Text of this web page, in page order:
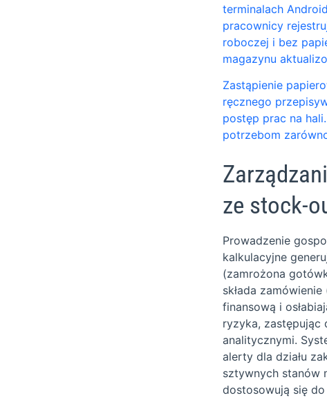
terminalach
pracownicy
roboczej i bez
magazynu
Zastąpienie
ręcznego
postęp prac na
potrzebom
ze stock-
Prowadzenie
kalkulacyjne
(zamrożona
składa
finansową i
ryzyka, zastępując
analitycznymi.
alerty dla działu
sztywnych stanów
dostosowują się